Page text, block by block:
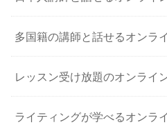
多国籍の講師と話せるオンラ
レッスン受け放題のオンライ
ライティングが学べるオンラ